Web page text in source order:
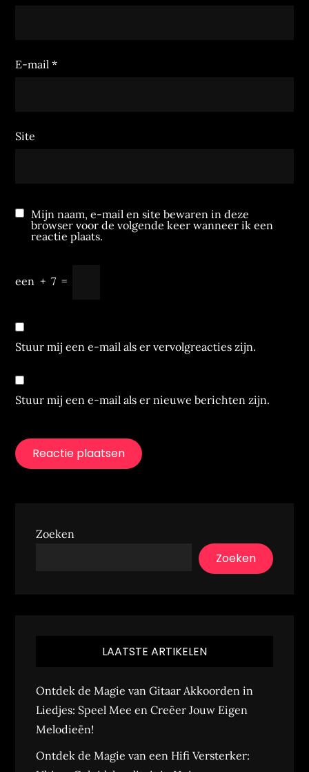
E-mail*
Site
Mijn naam, e-mail en site bewaren in deze
browser voor de volgende keer wanneer ik een
reactie plaats.
een + 7 =
Stuur mij een e-mail als er vervolgreacties zijn.
Stuur mij een e-mail als er nieuwe berichten zijn.
Zoeken
Zoeken
LAATSTE ARTIKELEN
Ontdek de Magie van Gitaar Akkoorden in
Liedjes: Speel Mee en Creëer Jouw Eigen
Melodieën!
Ontdek de Magie van een Hifi Versterker: